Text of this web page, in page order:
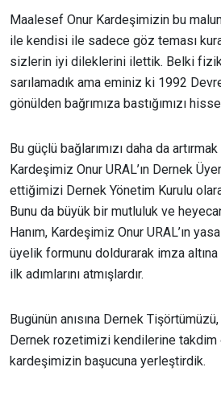
Maalesef Onur Kardeşimizin bu
ile kendisi ile sadece göz teması
sizlerin iyi dileklerini ilettik. Belki
sarılamadık ama eminiz ki 1992
gönülden bağrımıza bastığımızı
Bu güçlü bağlarımızı daha da
Kardeşimiz Onur URAL’ın Dernek
ettiğimizi Dernek Yönetim Kurulu
Bunu da büyük bir mutluluk ve
Hanım, Kardeşimiz Onur URAL’ın
üyelik formunu doldurarak imza
ilk adımlarını atmışlardır.
Bugünün anısına Dernek
Dernek rozetimizi kendilerine takdim
kardeşimizin başucuna yerleştirdik.